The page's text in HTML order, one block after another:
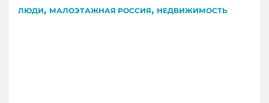
ЛЮДИ, МАЛОЭТАЖНАЯ РОССИЯ, НЕДВИЖИМОСТЬ